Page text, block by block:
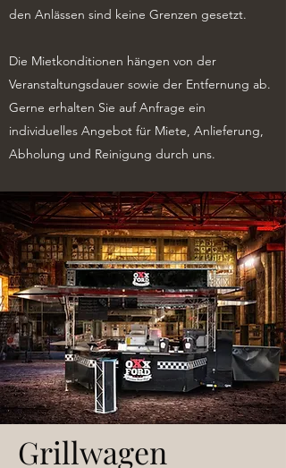
den Anlässen sind keine Grenzen gesetzt.
Die Mietkonditionen hängen von der
Veranstaltungsdauer sowie der Entfernung ab.
Gerne erhalten Sie auf Anfrage ein
individuelles Angebot für Miete, Anlieferung,
Abholung und Reinigung durch uns.
Grillwagen